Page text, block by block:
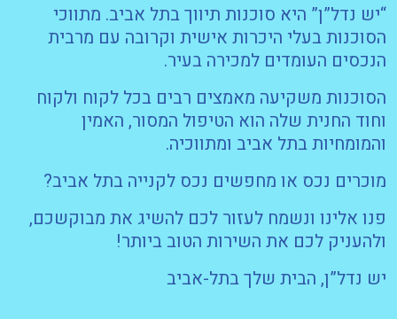
“יש נדל”ן” היא סוכנות תיווך בתל אביב. מתווכי
הסוכנות בעלי היכרות אישית וקרובה עם מרבית
הנכסים העומדים למכירה בעיר.
הסוכנות משקיעה מאמצים רבים בכל לקוח ולקוח
וחוד החנית שלה הוא הטיפול המסור, האמין
והמומחיות בתל אביב ומתווכיה.
מוכרים נכס או מחפשים נכס לקנייה בתל אביב?
פנו אלינו ונשמח לעזור לכם להשיג את מבוקשכם,
ולהעניק לכם את השירות הטוב ביותר!
יש נדל”ן, הבית שלך בתל-אביב